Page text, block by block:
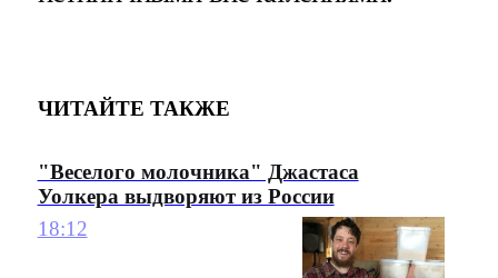
ЧИТАЙТЕ ТАКЖЕ
"Веселого молочника" Джастаса
Уолкера выдворяют из России
18:12